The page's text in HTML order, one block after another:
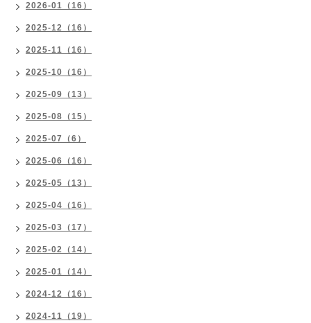
2026-01（16）
2025-12（16）
2025-11（16）
2025-10（16）
2025-09（13）
2025-08（15）
2025-07（6）
2025-06（16）
2025-05（13）
2025-04（16）
2025-03（17）
2025-02（14）
2025-01（14）
2024-12（16）
2024-11（19）